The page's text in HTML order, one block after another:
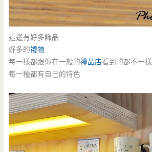
這邊有好多飾品
好多的禮物
每一樣都跟你在一般的禮品店看到的都不一樣
每一種都有自己的特色